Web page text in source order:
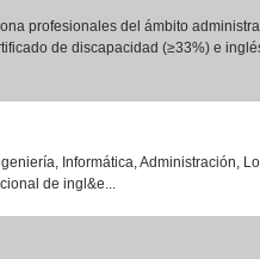
profesionales del ámbito
de discapacidad (≥33%) e
Informática, Administración,
de ingl&e...